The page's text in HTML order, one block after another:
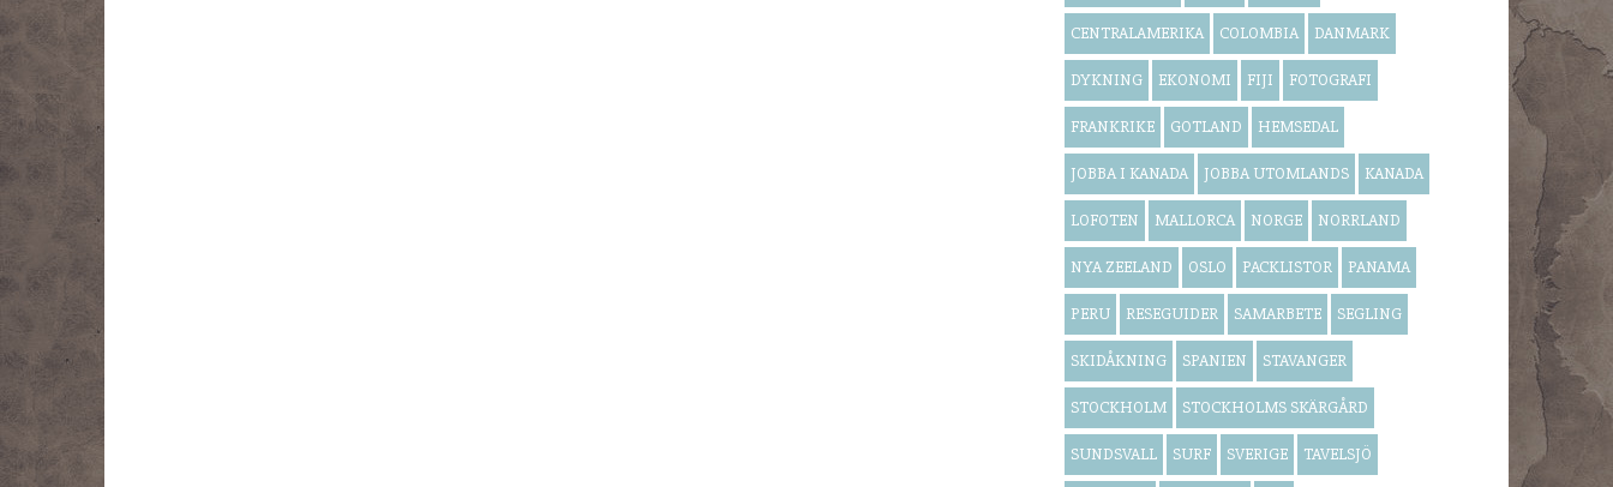
CENTRALAMERIKA COLOMBIA DANMARK
DYKNING EKONOMI FIJI FOTOGRAFI
FRANKRIKE GOTLAND HEMSEDAL
JOBBA I KANADA JOBBA UTOMLANDS KANADA
LOFOTEN MALLORCA NORGE NORRLAND
NYA ZEELAND OSLO PACKLISTOR PANAMA
PERU RESEGUIDER SAMARBETE SEGLING
SKIDÅKNING SPANIEN STAVANGER
STOCKHOLM STOCKHOLMS SKÄRGÅRD
SUNDSVALL SURF SVERIGE TAVELSJÖ